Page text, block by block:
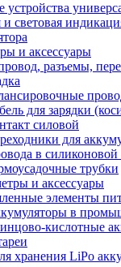
устройства
и световая
и аксессуары
разъемы,
для зарядки
силовой
для
в
трубки
и аксессуары
элементы
в
кислотные
хранения LiPo